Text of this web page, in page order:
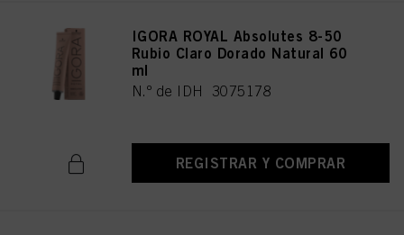
IGORA ROYAL Absolutes 8-50
Rubio Claro Dorado Natural 60
ml
N.º de IDH 3075178
REGISTRAR Y COMPRAR